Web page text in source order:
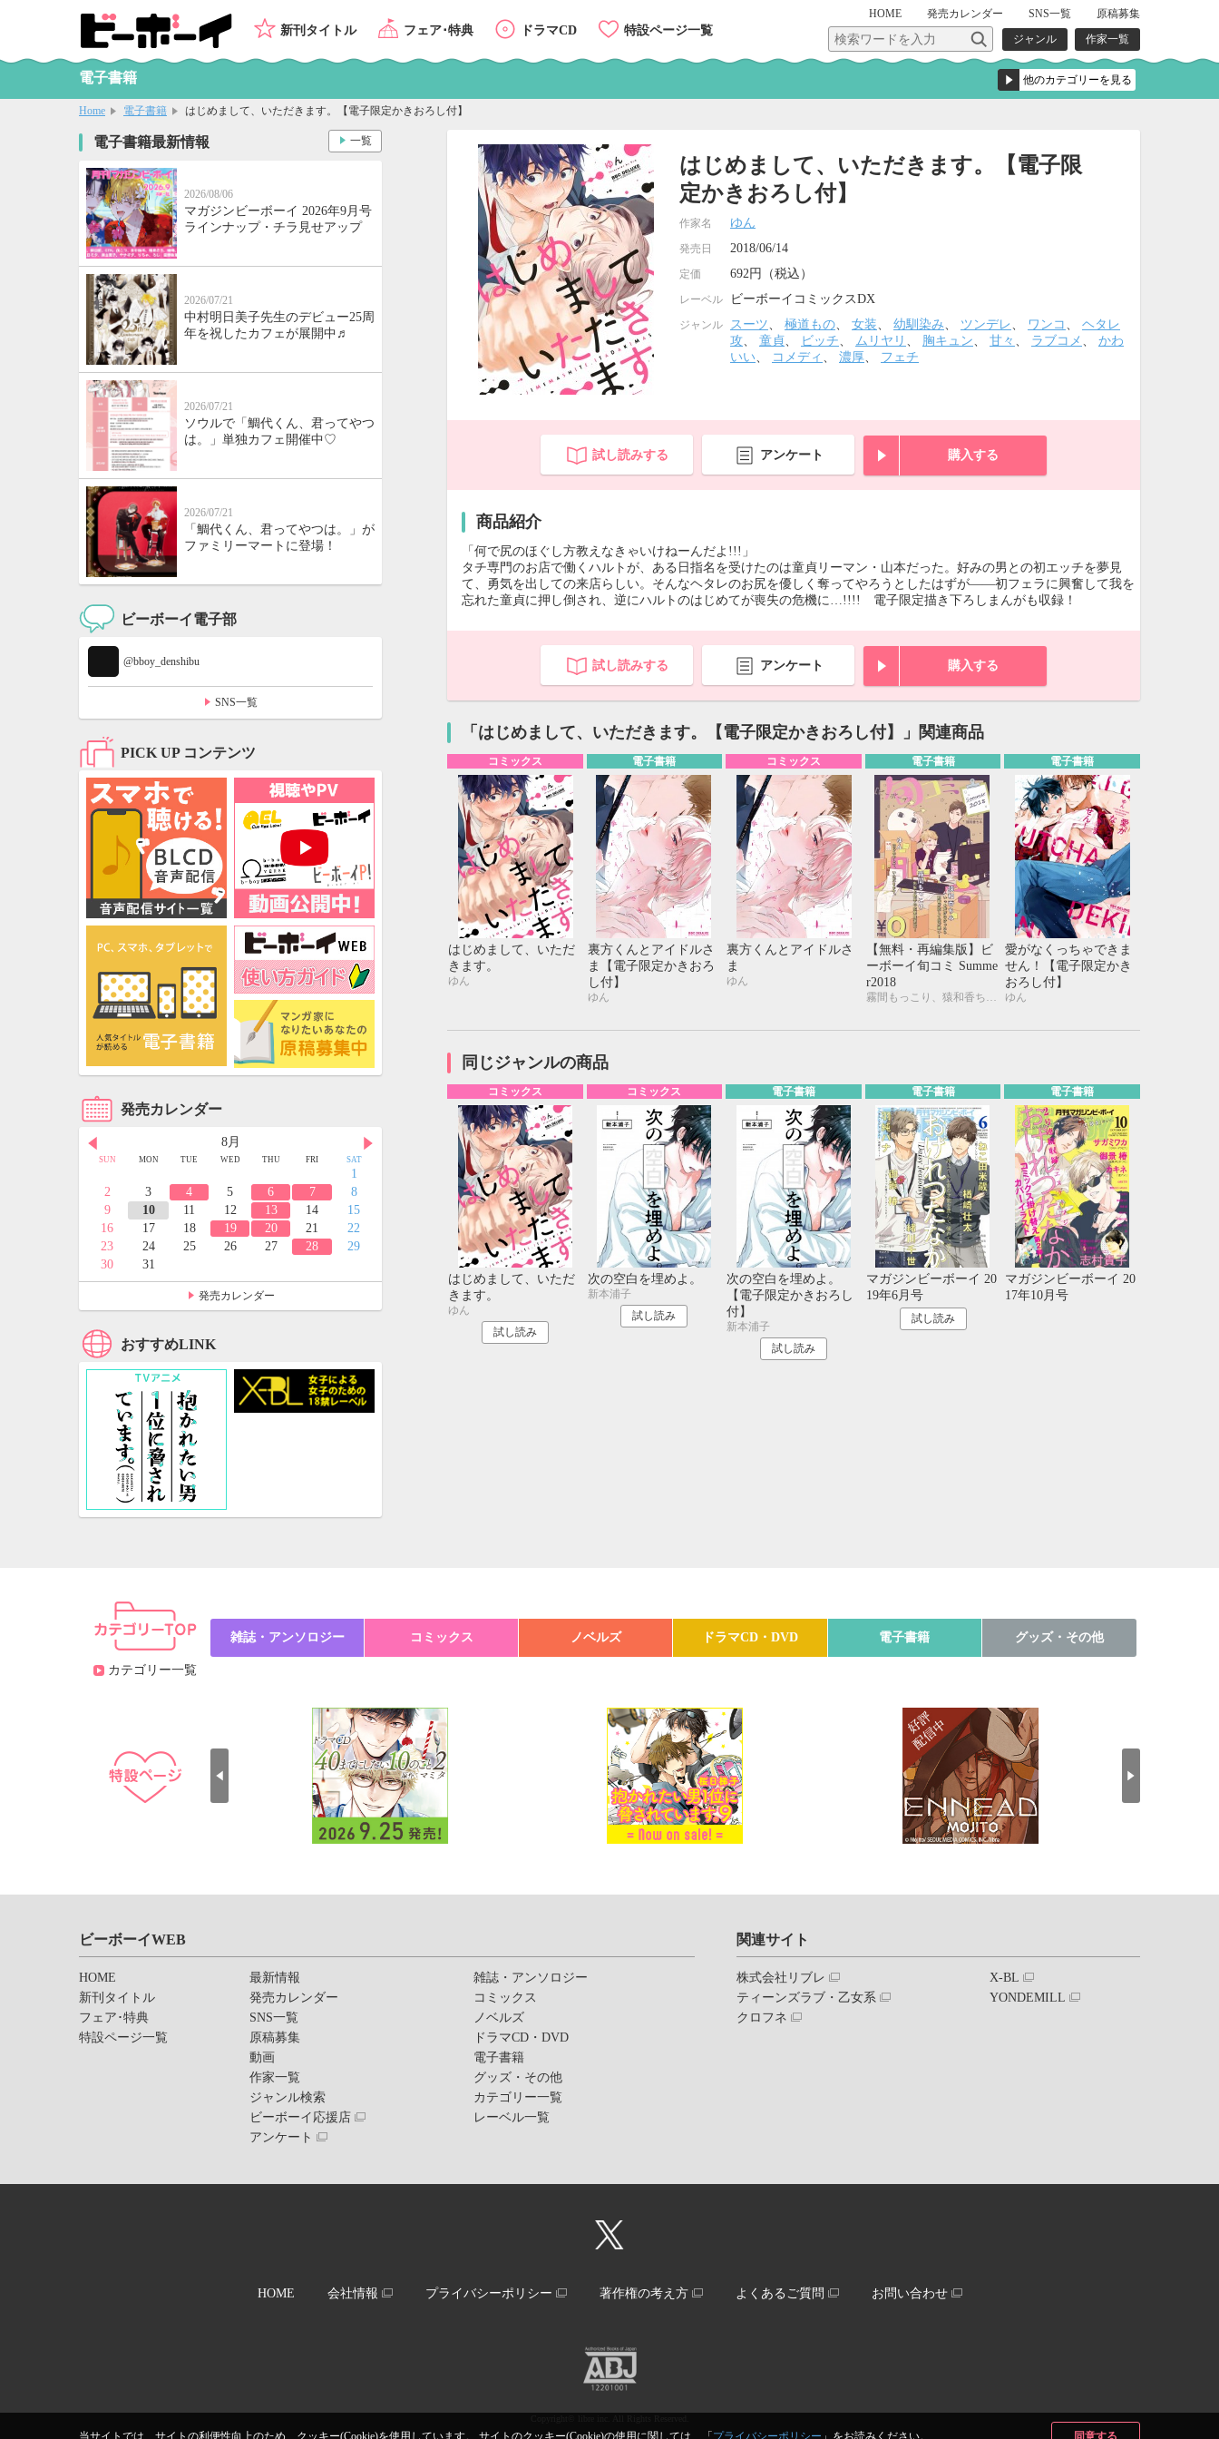
当サイトでは、サイトの利便性向上のため、クッキー(Cookie)を使用しています。 サイトのクッキー(Cookie)の使用に関しては、「 プライバシーポリシー 」をお読みください。 同意する
HOME 発売カレンダー SNS一覧
原稿募集
ジャンル
作家一覧
新刊タイトル フェア･特典 ドラマCD 特設ページ一覧
電子書籍
Home 電子書籍 はじめまして、いただきます。【電子限定かきおろし付】
はじめまして、いただきます。【電子限
定かきおろし付】
作家名 ゆん
発売日 2018/06/14
定価 692円（税込）
レーベル ビーボーイコミックスDX
ジャンル スーツ、 極道もの、 女装、 幼馴染み、 ツンデレ 、 ワンコ 、 ヘタレ
攻、 童貞、 ビッチ、 ムリヤリ 、 胸キュン、 甘々 、 ラブコメ 、 かわ
いい、 コメディ 、 濃厚、 フェチ
試し読みする アンケート 購入する
商品紹介
「何で尻のほぐし方教えなきゃいけねーんだよ!!!」
タチ専門のお店で働くハルトが、ある日指名を受けたのは童貞リーマン・山本だった。好みの男との初エッチを夢見
て、勇気を出しての来店らしい。そんなヘタレのお尻を優しく奪ってやろうとしたはずが――初フェラに興奮して我を
忘れた童貞に押し倒され、逆にハルトのはじめてが喪失の危機に…!!!! 電子限定描き下ろしまんがも収録！
試し読みする アンケート 購入する
「はじめまして、いただきます。【電子限定かきおろし付】」関連商品
コミックス
はじめまして、いただ
きます。
ゆん
電子書籍
裏方くんとアイドルさ
ま【電子限定かきおろ
し付】
ゆん
コミックス
裏方くんとアイドルさ
ま
ゆん
電子書籍
【無料・再編集版】ビ
ーボーイ旬コミ Summe
r2018
電子書籍
愛がなくっちゃできま
せん！【電子限定かき
おろし付】
ゆん
同じジャンルの商品
コミックス
はじめまして、いただ
きます。
ゆん
試し読み
コミックス
次の空白を埋めよ。
新本浦子
試し読み
電子書籍
次の空白を埋めよ。
【電子限定かきおろし
付】
新本浦子
試し読み
電子書籍
マガジンビーボーイ 20
19年6月号
試し読み
電子書籍
マガジンビーボーイ 20
17年10月号
電子書籍最新情報
2026/08/06
マガジンビーボーイ 2026年9月号
ラインナップ・チラ見せアップ
2026/07/21
中村明日美子先生のデビュー25周
年を祝したカフェが展開中♬
2026/07/21
ソウルで「鯛代くん、君ってやつ
は。」単独カフェ開催中♡
2026/07/21
「鯛代くん、君ってやつは。」が
ファミリーマートに登場！
一覧
ビーボーイ電子部
@bboy_denshibu
SNS一覧
PICK UP コンテンツ
発売カレンダー
8月
SUN MON TUE WED THU FRI SAT
1
2
3 4 5 6 7
8
9
10 11 12 13 14
15
16
17 18 19 20 21
22
23
24 25 26 27 28
29
30
31
9月
MON TUE WED THU SAT
1 2 4
5
8 9 10 11
12
15 16 17 18
19
22 23 24 25
26
29 30
10月
SUN MON TUE WED THU FRI SAT
2
3
4
5 6 7 8 9
10
11
12 13 14 15 16
17
18
19 20 21 22 23
24
25
26 27 28 29 30 31
発売カレンダー
おすすめLINK
カテゴリー一覧
雑誌・アンソロジー コミックス ノベルズ ドラマCD・DVD 電子書籍 グッズ・その他
ビーボーイWEB
HOME
新刊タイトル
フェア･特典
特設ページ一覧
最新情報
発売カレンダー
SNS一覧
原稿募集
動画
作家一覧
ジャンル検索
ビーボーイ応援店
アンケート
雑誌・アンソロジー
コミックス
ノベルズ
ドラマCD・DVD
電子書籍
グッズ・その他
カテゴリー一覧
レーベル一覧
関連サイト
株式会社リブレ
ティーンズラブ・乙女系
クロフネ
X-BL
YONDEMILL
HOME 会社情報 プライバシーポリシー 著作権の考え方 よくあるご質問 お問い合わせ